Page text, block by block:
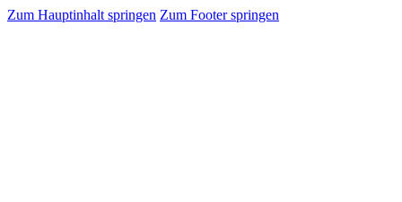
Zum Hauptinhalt springen Zum Footer springen